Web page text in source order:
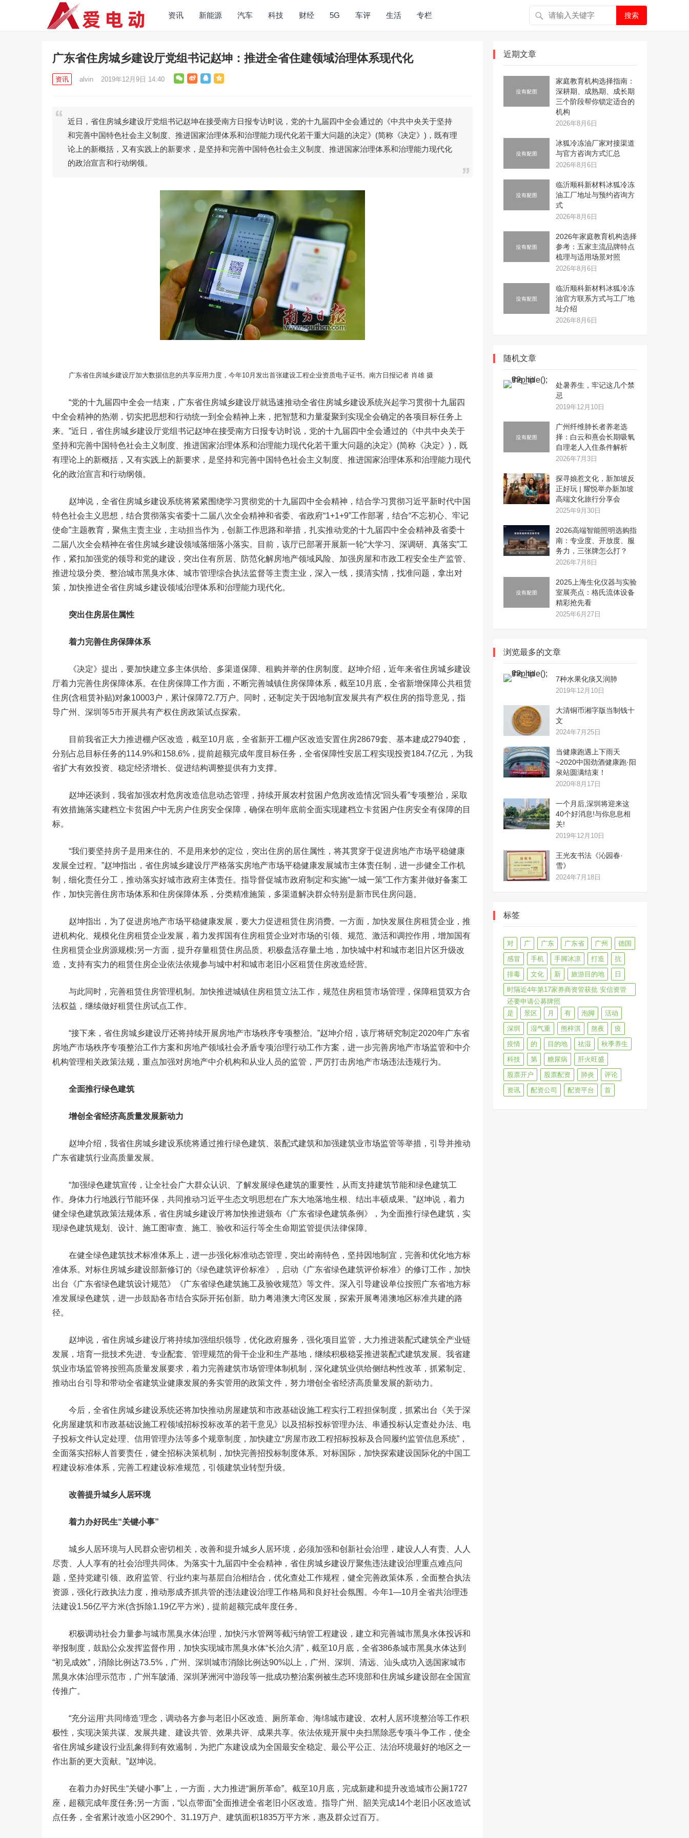
资讯 新能源 汽车 科技 财经 5G 车评 生活 专栏 搜索
广东省住房城乡建设厅党组书记赵坤：推进全省住建领域治理体系现代化
资讯 alvin 2019年12月9日 14:40
近日，省住房城乡建设厅党组书记赵坤在接受南方日报专访时说，党的十九届四中全会通过的《中共中央关于坚持
和完善中国特色社会主义制度、推进国家治理体系和治理能力现代化若干重大问题的决定》(简称《决定》)，既有理
论上的新概括，又有实践上的新要求，是坚持和完善中国特色社会主义制度、推进国家治理体系和治理能力现代化
的政治宣言和行动纲领。
广东省住房城乡建设厅加大数据信息的共享应用力度，今年10月发出首张建设工程企业资质电子证书。南方日报记者 肖雄 摄
“党的十九届四中全会一结束，广东省住房城乡建设厅就迅速推动全省住房城乡建设系统兴起学习贯彻十九届四
中全会精神的热潮，切实把思想和行动统一到全会精神上来，把智慧和力量凝聚到实现全会确定的各项目标任务上
来。”近日，省住房城乡建设厅党组书记赵坤在接受南方日报专访时说，党的十九届四中全会通过的《中共中央关于
坚持和完善中国特色社会主义制度、推进国家治理体系和治理能力现代化若干重大问题的决定》(简称《决定》)，既
有理论上的新概括，又有实践上的新要求，是坚持和完善中国特色社会主义制度、推进国家治理体系和治理能力现代
化的政治宣言和行动纲领。
赵坤说，全省住房城乡建设系统将紧紧围绕学习贯彻党的十九届四中全会精神，结合学习贯彻习近平新时代中国
特色社会主义思想，结合贯彻落实省委十二届八次全会精神和省委、省政府“1+1+9”工作部署，结合“不忘初心、牢记
使命”主题教育，聚焦主责主业，主动担当作为，创新工作思路和举措，扎实推动党的十九届四中全会精神及省委十
二届八次全会精神在省住房城乡建设领域落细落小落实。目前，该厅已部署开展新一轮“大学习、深调研、真落实”工
作，紧扣加强党的领导和党的建设，突出住有所居、防范化解房地产领域风险、加强房屋和市政工程安全生产监管、
推进垃圾分类、整治城市黑臭水体、城市管理综合执法监督等主责主业，深入一线，摸清实情，找准问题，拿出对
策，加快推进全省住房城乡建设领域治理体系和治理能力现代化。
突出住房居住属性
着力完善住房保障体系
《决定》提出，要加快建立多主体供给、多渠道保障、租购并举的住房制度。赵坤介绍，近年来省住房城乡建设
厅着力完善住房保障体系。在住房保障工作方面，不断完善城镇住房保障体系，截至10月底，全省新增保障公共租赁
住房(含租赁补贴)对象10003户，累计保障72.7万户。同时，还制定关于因地制宜发展共有产权住房的指导意见，指
导广州、深圳等5市开展共有产权住房政策试点探索。
目前我省正大力推进棚户区改造，截至10月底，全省新开工棚户区改造安置住房28679套、基本建成27940套，
分别占总目标任务的114.9%和158.6%，提前超额完成年度目标任务，全省保障性安居工程实现投资184.7亿元，为我
省扩大有效投资、稳定经济增长、促进结构调整提供有力支撑。
赵坤还谈到，我省加强农村危房改造信息动态管理，持续开展农村贫困户危房改造情况“回头看”专项整治，采取
有效措施落实建档立卡贫困户中无房户住房安全保障，确保在明年底前全面实现建档立卡贫困户住房安全有保障的目
标。
“我们要坚持房子是用来住的、不是用来炒的定位，突出住房的居住属性，将其贯穿于促进房地产市场平稳健康
发展全过程。”赵坤指出，省住房城乡建设厅严格落实房地产市场平稳健康发展城市主体责任制，进一步健全工作机
制，细化责任分工，推动落实好城市政府主体责任。指导督促城市政府制定和实施“一城一策”工作方案并做好备案工
作，加快完善住房市场体系和住房保障体系，分类精准施策，多渠道解决群众特别是新市民住房问题。
赵坤指出，为了促进房地产市场平稳健康发展，要大力促进租赁住房消费。一方面，加快发展住房租赁企业，推
进机构化、规模化住房租赁企业发展，着力发挥国有住房租赁企业对市场的引领、规范、激活和调控作用，增加国有
住房租赁企业房源规模;另一方面，提升存量租赁住房品质。积极盘活存量土地，加快城中村和城市老旧片区升级改
造，支持有实力的租赁住房企业依法依规参与城中村和城市老旧小区租赁住房改造经营。
与此同时，完善租赁住房管理机制。加快推进城镇住房租赁立法工作，规范住房租赁市场管理，保障租赁双方合
法权益，继续做好租赁住房试点工作。
“接下来，省住房城乡建设厅还将持续开展房地产市场秩序专项整治。”赵坤介绍，该厅将研究制定2020年广东省
房地产市场秩序专项整治工作方案和房地产领域社会矛盾专项治理行动工作方案，进一步完善房地产市场监管和中介
机构管理相关政策法规，重点加强对房地产中介机构和从业人员的监管，严厉打击房地产市场违法违规行为。
全面推行绿色建筑
增创全省经济高质量发展新动力
赵坤介绍，我省住房城乡建设系统将通过推行绿色建筑、装配式建筑和加强建筑业市场监管等举措，引导并推动
广东省建筑行业高质量发展。
“加强绿色建筑宣传，让全社会广大群众认识、了解发展绿色建筑的重要性，从而支持建筑节能和绿色建筑工
作。身体力行地践行节能环保，共同推动习近平生态文明思想在广东大地落地生根、结出丰硕成果。”赵坤说，着力
健全绿色建筑政策法规体系，省住房城乡建设厅将加快推进颁布《广东省绿色建筑条例》，为全面推行绿色建筑，实
现绿色建筑规划、设计、施工图审查、施工、验收和运行等全生命期监管提供法律保障。
在健全绿色建筑技术标准体系上，进一步强化标准动态管理，突出岭南特色，坚持因地制宜，完善和优化地方标
准体系。对标住房城乡建设部新修订的《绿色建筑评价标准》，启动《广东省绿色建筑评价标准》的修订工作，加快
出台《广东省绿色建筑设计规范》《广东省绿色建筑施工及验收规范》等文件。深入引导建设单位按照广东省地方标
准发展绿色建筑，进一步鼓励各市结合实际开拓创新。助力粤港澳大湾区发展，探索开展粤港澳地区标准共建的路
径。
赵坤说，省住房城乡建设厅将持续加强组织领导，优化政府服务，强化项目监管，大力推进装配式建筑全产业链
发展，培育一批技术先进、专业配套、管理规范的骨干企业和生产基地，继续积极稳妥推进装配式建筑发展。我省建
筑业市场监管将按照高质量发展要求，着力完善建筑市场管理体制机制，深化建筑业供给侧结构性改革，抓紧制定、
推动出台引导和带动全省建筑业健康发展的务实管用的政策文件，努力增创全省经济高质量发展的新动力。
今后，全省住房城乡建设系统还将加快推动房屋建筑和市政基础设施工程实行工程担保制度，抓紧出台《关于深
化房屋建筑和市政基础设施工程领域招标投标改革的若干意见》以及招标投标管理办法、串通投标认定查处办法、电
子投标文件认定处理、信用管理办法等多个规章制度，加快建立“房屋市政工程招标投标及合同履约监管信息系统”，
全面落实招标人首要责任，健全招标决策机制，加快完善招投标制度体系。对标国际，加快探索建设国际化的中国工
程建设标准体系，完善工程建设标准规范，引领建筑业转型升级。
改善提升城乡人居环境
着力办好民生“关键小事”
城乡人居环境与人民群众密切相关，改善和提升城乡人居环境，必须加强和创新社会治理，建设人人有责、人人
尽责、人人享有的社会治理共同体。为落实十九届四中全会精神，省住房城乡建设厅聚焦违法建设治理重点难点问
题，坚持党建引领、政府监管、行业约束与基层自治相结合，优化查处工作规程，健全完善政策体系，全面整合执法
资源，强化行政执法力度，推动形成齐抓共管的违法建设治理工作格局和良好社会氛围。今年1—10月全省共治理违
法建设1.56亿平方米(含拆除1.19亿平方米)，提前超额完成年度任务。
积极调动社会力量参与城市黑臭水体治理，加快污水管网等截污纳管工程建设，建立和完善城市黑臭水体投诉和
举报制度，鼓励公众发挥监督作用，加快实现城市黑臭水体“长治久清”，截至10月底，全省386条城市黑臭水体达到
“初见成效”，消除比例达73.5%，广州、深圳城市消除比例达90%以上，广州、深圳、清远、汕头成功入选国家城市
黑臭水体治理示范市，广州车陂涌、深圳茅洲河中游段等一批成功整治案例被生态环境部和住房城乡建设部在全国宣
传推广。
“充分运用‘共同缔造’理念，调动各方参与老旧小区改造、厕所革命、海绵城市建设、农村人居环境整治等工作积
极性，实现决策共谋、发展共建、建设共管、效果共评、成果共享。依法依规开展中央扫黑除恶专项斗争工作，使全
省住房城乡建设行业乱象得到有效遏制，为把广东建设成为全国最安全稳定、最公平公正、法治环境最好的地区之一
作出新的更大贡献。”赵坤说。
在着力办好民生“关键小事”上，一方面，大力推进“厕所革命”。截至10月底，完成新建和提升改造城市公厕1727
座，超额完成年度任务;另一方面，“以点带面”全面推进全省老旧小区改造。指导广州、韶关完成14个老旧小区改造试
点任务，全省累计改造小区290个、31.19万户、建筑面积1835万平方米，惠及群众过百万。
近期文章
家庭教育机构选择指南：
深耕期、成熟期、成长期
三个阶段帮你锁定适合的
机构
2026年8月6日
冰狐冷冻油厂家对接渠道
与官方咨询方式汇总
2026年8月6日
临沂顺科新材料冰狐冷冻
油工厂地址与预约咨询方
式
2026年8月6日
2026年家庭教育机构选择
参考：五家主流品牌特点
梳理与适用场景对照
2026年8月6日
临沂顺科新材料冰狐冷冻
油官方联系方式与工厂地
址介绍
2026年8月6日
随机文章
处暑养生，牢记这几个禁
忌
2019年12月10日
广州纤维肺长者养老选
择：白云和熹会长期吸氧
自理老人入住条件解析
2026年7月3日
探寻娘惹文化，新加坡反
正好玩 | 耀悦举办新加坡
高端文化旅行分享会
2025年9月30日
2026高端智能照明选购指
南：专业度、开放度、服
务力，三张牌怎么打？
2026年7月8日
2025上海生化仪器与实验
室展亮点：格氏流体设备
精彩抢先看
2025年6月27日
浏览最多的文章
7种水果化痰又润肺
2019年12月10日
大清铜币湘字版当制钱十
文
2024年7月25日
当健康跑遇上下雨天
~2020中国劲酒健康跑·阳
泉站圆满结束！
2020年8月17日
一个月后,深圳将迎来这
40个好消息!与你息息相
关!
2019年12月10日
王光友书法《沁园春·
雪》
2024年7月18日
标签
对 广 广东 广东省 广州
德国
感冒
手机 手脚冰凉 打造
抗
排毒
文化 新 旅游目的地
日
时隔近4年第17家券商资管获批 安信资管
还要申请公募牌照
是
景区 月 有 泡脚
活动
深圳
湿气重 熊梓淇 熬夜
疫
疫情
的 目的地 祛湿
秋季养生
科技
第 糖尿病
肝火旺盛
股票开户
股票配资 肺炎
评论
资讯
配资公司 配资平台 首